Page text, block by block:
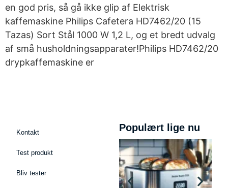
en god pris, så gå ikke glip af Elektrisk
kaffemaskine Philips Cafetera HD7462/20 (15
Tazas) Sort Stål 1000 W 1,2 L, og et bredt udvalg
af små husholdningsapparater!Philips HD7462/20
drypkaffemaskine er
Kontakt
Test produkt
Bliv tester
Populært lige nu